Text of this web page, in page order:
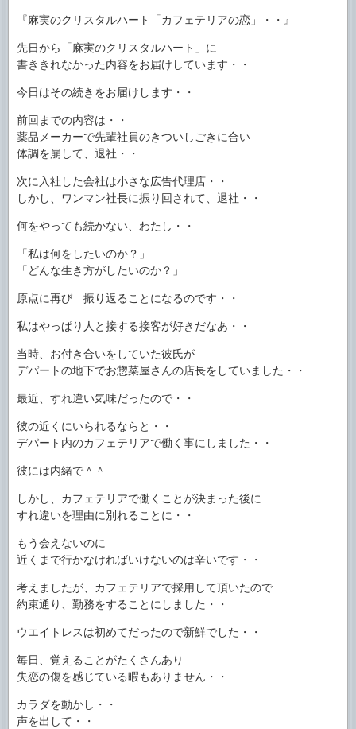
『麻実のクリスタルハート「カフェテリアの恋」・・』
先日から「麻実のクリスタルハート」に
書ききれなかった内容をお届けしています・・
今日はその続きをお届けします・・
前回までの内容は・・
薬品メーカーで先輩社員のきついしごきに合い
体調を崩して、退社・・
次に入社した会社は小さな広告代理店・・
しかし、ワンマン社長に振り回されて、退社・・
何をやっても続かない、わたし・・
「私は何をしたいのか？」
「どんな生き方がしたいのか？」
原点に再び 振り返ることになるのです・・
私はやっぱり人と接する接客が好きだなあ・・
当時、お付き合いをしていた彼氏が
デパートの地下でお惣菜屋さんの店長をしていました・・
最近、すれ違い気味だったので・・
彼の近くにいられるならと・・
デパート内のカフェテリアで働く事にしました・・
彼には内緒で＾＾
しかし、カフェテリアで働くことが決まった後に
すれ違いを理由に別れることに・・
もう会えないのに
近くまで行かなければいけないのは辛いです・・
考えましたが、カフェテリアで採用して頂いたので
約束通り、勤務をすることにしました・・
ウエイトレスは初めてだったので新鮮でした・・
毎日、覚えることがたくさんあり
失恋の傷を感じている暇もありません・・
カラダを動かし・・
声を出して・・